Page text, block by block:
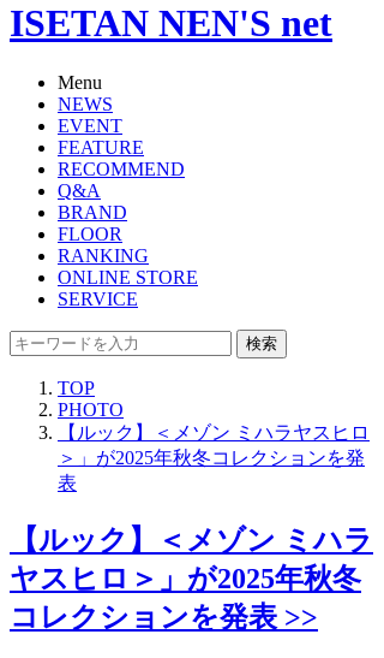
ISETAN NEN'S net
Menu
NEWS
EVENT
FEATURE
RECOMMEND
Q&A
BRAND
FLOOR
RANKING
ONLINE STORE
SERVICE
検索
TOP
PHOTO
【ルック】＜メゾン ミハラヤスヒロ
＞」が2025年秋冬コレクションを発
表
【ルック】＜メゾン ミハラ
ヤスヒロ＞」が2025年秋冬
コレクションを発表 >>